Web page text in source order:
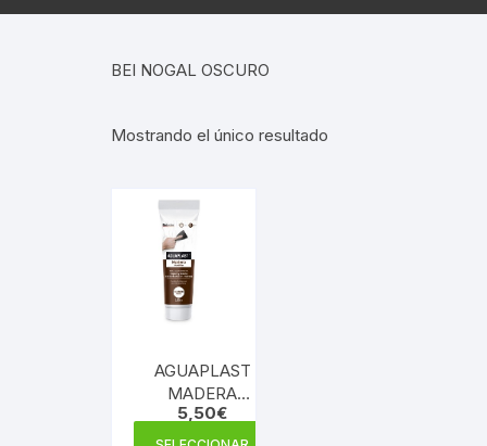
BEI NOGAL OSCURO
Mostrando el único resultado
AGUAPLAST
MADERA
WOODFILLER
BEISSIER 125
5,50€